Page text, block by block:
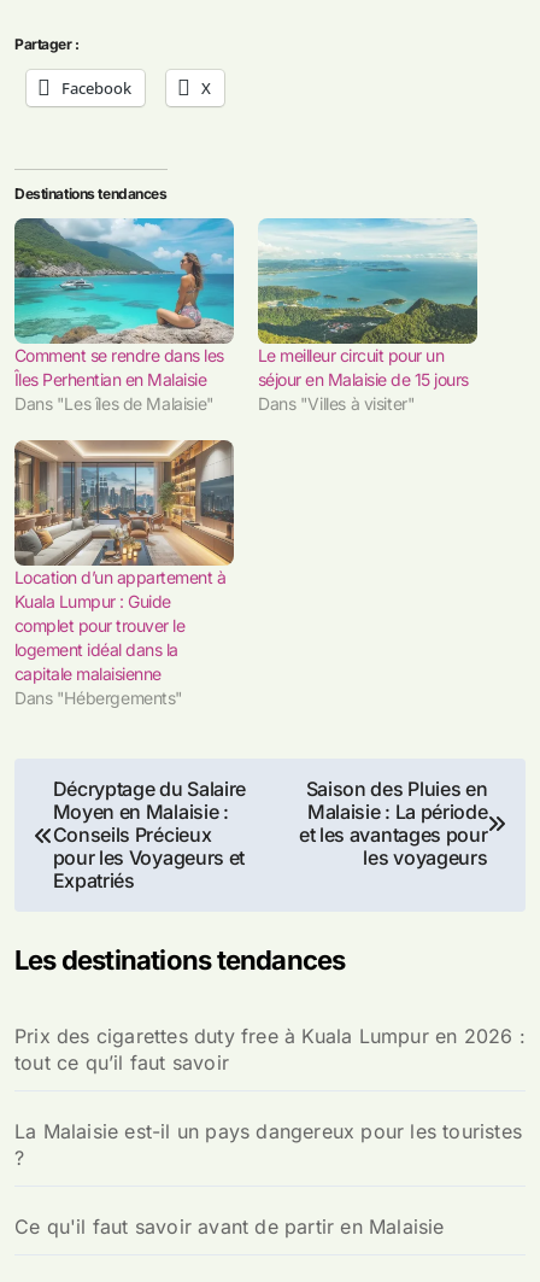
Partager :
Facebook X
Destinations tendances
Comment se rendre dans les
Îles Perhentian en Malaisie
Dans "Les îles de Malaisie"
Le meilleur circuit pour un
séjour en Malaisie de 15 jours
Dans "Villes à visiter"
Location d’un appartement à
Kuala Lumpur : Guide
complet pour trouver le
logement idéal dans la
capitale malaisienne
Dans "Hébergements"
Navigation
de
l’article
Décryptage du Salaire
Moyen en Malaisie :
Conseils Précieux
pour les Voyageurs et
Expatriés
Saison des Pluies en
Malaisie : La période
et les avantages pour
les voyageurs
Les destinations tendances
Prix des cigarettes duty free à Kuala Lumpur en 2026 :
tout ce qu’il faut savoir
La Malaisie est-il un pays dangereux pour les touristes
?
Ce qu'il faut savoir avant de partir en Malaisie